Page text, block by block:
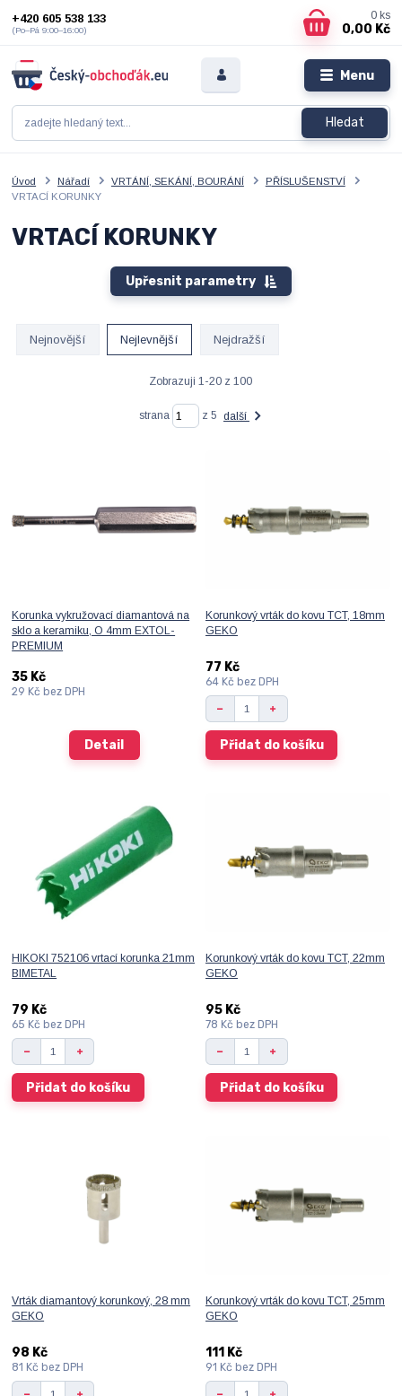
Menu
Hledat
+420 605 538 133
(Po–Pá 9:00–16:00)
0 ks
0,00 Kč
Úvod Nářadí VRTÁNÍ, SEKÁNÍ, BOURÁNÍ
PŘÍSLUŠENSTVÍ
VRTACÍ KORUNKY
VRTACÍ KORUNKY
Upřesnit parametry
Nejnovější Nejlevnější Nejdražší
Zobrazuji 1-20 z 100
strana z 5 další
Korunka vykružovací diamantová na
sklo a keramiku, O 4mm EXTOL-
PREMIUM
35 Kč
29 Kč bez DPH
Detail
Korunkový vrták do kovu TCT, 18mm
GEKO
77 Kč
64 Kč bez DPH
Přidat do košíku
HIKOKI 752106 vrtací korunka 21mm
BIMETAL
79 Kč
65 Kč bez DPH
Přidat do košíku
Korunkový vrták do kovu TCT, 22mm
GEKO
95 Kč
78 Kč bez DPH
Přidat do košíku
Vrták diamantový korunkový, 28 mm
GEKO
98 Kč
81 Kč bez DPH
Korunkový vrták do kovu TCT, 25mm
GEKO
111 Kč
91 Kč bez DPH